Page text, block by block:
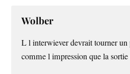
Wolber
L l interwiever devrait tourner un
comme l impression que la